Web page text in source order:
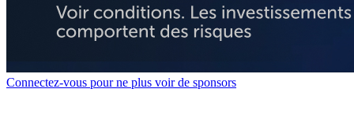
Connectez-vous pour ne plus voir de sponsors